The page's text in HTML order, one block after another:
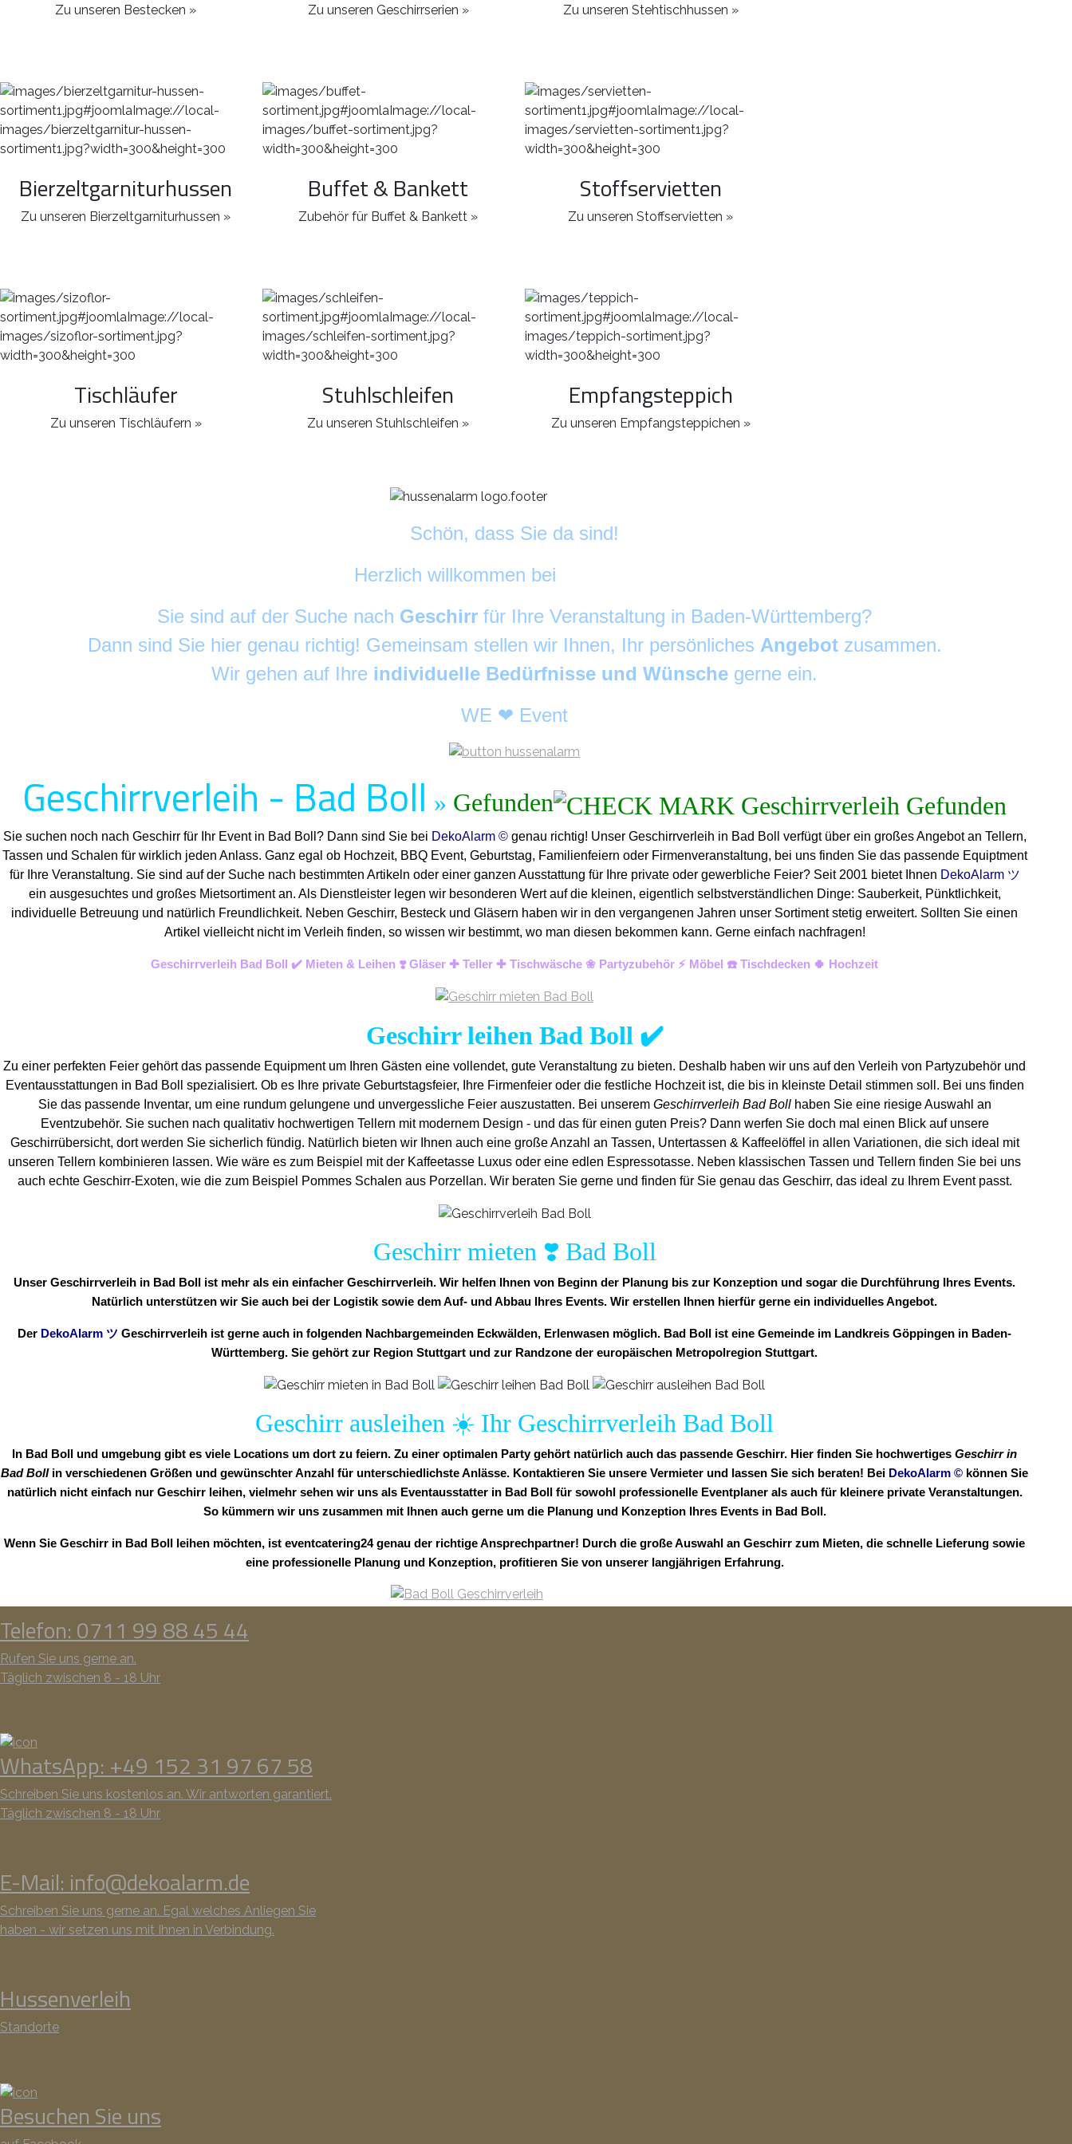
Zu unseren Bestecken » Zu unseren Geschirrserien » Zu unseren Stehtischhussen »
Bierzeltgarniturhussen
Zu unseren Bierzeltgarniturhussen »
Buffet & Bankett
Zubehör für Buffet & Bankett »
Stoffservietten
Zu unseren Stoffservietten »
Tischläufer
Zu unseren Tischläufern »
Stuhlschleifen
Zu unseren Stuhlschleifen »
Empfangsteppich
Zu unseren Empfangsteppichen »
Schön, dass Sie da sind!
Herzlich willkommen bei
Sie sind auf der Suche nach Geschirr für Ihre Veranstaltung in Baden-Württemberg?
Dann sind Sie hier genau richtig! Gemeinsam stellen wir Ihnen, Ihr persönliches Angebot zusammen.
Wir gehen auf Ihre individuelle Bedürfnisse und Wünsche gerne ein.
WE ❤ Event
Geschirrverleih - Bad Boll » Gefunden
Sie suchen noch nach Geschirr für Ihr Event in Bad Boll? Dann sind Sie bei DekoAlarm ©genau richtig! Unser Geschirrverleih in Bad Boll verfügt über ein großes Angebot an Tellern,
Tassen und Schalen für wirklich jeden Anlass. Ganz egal ob Hochzeit, BBQ Event, Geburtstag, Familienfeiern oder Firmenveranstaltung, bei uns finden Sie das passende Equiptment
für Ihre Veranstaltung. Sie sind auf der Suche nach bestimmten Artikeln oder einer ganzen Ausstattung für Ihre private oder gewerbliche Feier? Seit 2001 bietet Ihnen DekoAlarm ツ
ein ausgesuchtes und großes Mietsortiment an. Als Dienstleister legen wir besonderen Wert auf die kleinen, eigentlich selbstverständlichen Dinge: Sauberkeit, Pünktlichkeit,
individuelle Betreuung und natürlich Freundlichkeit. Neben Geschirr, Besteck und Gläsern haben wir in den vergangenen Jahren unser Sortiment stetig erweitert. Sollten Sie einen
Artikel vielleicht nicht im Verleih finden, so wissen wir bestimmt, wo man diesen bekommen kann. Gerne einfach nachfragen!
Geschirrverleih Bad Boll ✔️ Mieten & Leihen ❣️ Gläser ✚ Teller ✚ Tischwäsche ❀ Partyzubehör ⚡ Möbel ☎️ Tischdecken 🍀 Hochzeit
Geschirr leihen Bad Boll ✔️
Zu einer perfekten Feier gehört das passende Equipment um Ihren Gästen eine vollendet, gute Veranstaltung zu bieten. Deshalb haben wir uns auf den Verleih von Partyzubehör und
Eventausstattungen in Bad Boll spezialisiert. Ob es Ihre private Geburtstagsfeier, Ihre Firmenfeier oder die festliche Hochzeit ist, die bis in kleinste Detail stimmen soll. Bei uns finden
Sie das passende Inventar, um eine rundum gelungene und unvergessliche Feier auszustatten. Bei unserem Geschirrverleih Bad Bollhaben Sie eine riesige Auswahl an
Eventzubehör. Sie suchen nach qualitativ hochwertigen Tellern mit modernem Design - und das für einen guten Preis? Dann werfen Sie doch mal einen Blick auf unsere
Geschirrübersicht, dort werden Sie sicherlich fündig. Natürlich bieten wir Ihnen auch eine große Anzahl an Tassen, Untertassen & Kaffeelöffel in allen Variationen, die sich ideal mit
unseren Tellern kombinieren lassen. Wie wäre es zum Beispiel mit der Kaffeetasse Luxus oder eine edlen Espressotasse. Neben klassischen Tassen und Tellern finden Sie bei uns
auch echte Geschirr-Exoten, wie die zum Beispiel Pommes Schalen aus Porzellan. Wir beraten Sie gerne und finden für Sie genau das Geschirr, das ideal zu Ihrem Event passt.
Geschirr mieten ❣️ Bad Boll
Unser Geschirrverleih in Bad Boll ist mehr als ein einfacher Geschirrverleih. Wir helfen Ihnen von Beginn der Planung bis zur Konzeption und sogar die Durchführung Ihres Events.
Natürlich unterstützen wir Sie auch bei der Logistik sowie dem Auf- und Abbau Ihres Events. Wir erstellen Ihnen hierfür gerne ein individuelles Angebot.
Der DekoAlarm ツ Geschirrverleih ist gerne auch in folgenden Nachbargemeinden Eckwälden, Erlenwasen möglich. Bad Boll ist eine Gemeinde im Landkreis Göppingen in Baden-
Württemberg. Sie gehört zur Region Stuttgart und zur Randzone der europäischen Metropolregion Stuttgart.
Geschirr ausleihen ☀️ Ihr Geschirrverleih Bad Boll
In Bad Boll und umgebung gibt es viele Locations um dort zu feiern. Zu einer optimalen Party gehört natürlich auch das passende Geschirr. Hier finden Sie hochwertiges Geschirr in
Bad Bollin verschiedenen Größen und gewünschter Anzahl für unterschiedlichste Anlässe. Kontaktieren Sie unsere Vermieter und lassen Sie sich beraten! Bei DekoAlarm © können Sie
natürlich nicht einfach nur Geschirr leihen, vielmehr sehen wir uns als Eventausstatter in Bad Boll für sowohl professionelle Eventplaner als auch für kleinere private Veranstaltungen.
So kümmern wir uns zusammen mit Ihnen auch gerne um die Planung und Konzeption Ihres Events in Bad Boll.
Wenn Sie Geschirr in Bad Boll leihen möchten, ist eventcatering24 genau der richtige Ansprechpartner! Durch die große Auswahl an Geschirr zum Mieten, die schnelle Lieferung sowie
eine professionelle Planung und Konzeption, profitieren Sie von unserer langjährigen Erfahrung.
Telefon: 0711 99 88 45 44
Rufen Sie uns gerne an.
Täglich zwischen 8 - 18 Uhr
WhatsApp: +49 152 31 97 67 58
Schreiben Sie uns kostenlos an. Wir antworten garantiert.
Täglich zwischen 8 - 18 Uhr
E-Mail: info@dekoalarm.de
Schreiben Sie uns gerne an. Egal welches Anliegen Sie
haben - wir setzen uns mit Ihnen in Verbindung.
Hussenverleih
Standorte
Besuchen Sie uns